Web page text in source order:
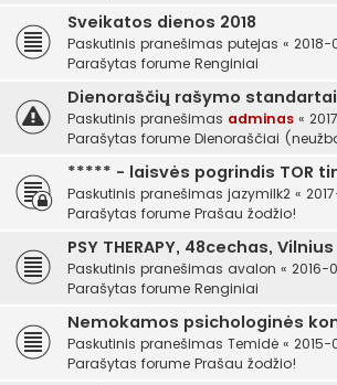
Sveikatos dienos 2018
Paskutinis pranešimas putejas « 2018-
Parašytas forume Renginiai
Dienoraščių rašymo standartai
Paskutinis pranešimas adminas «
Parašytas forume Dienoraščiai
***** - laisvės pogrindis TOR
Paskutinis pranešimas jazymilk2 «
Parašytas forume Prašau žodžio!
PSY THERAPY, 48cechas, Vilnius
Paskutinis pranešimas avalon « 2016-
Parašytas forume Renginiai
Nemokamos psichologinės
Paskutinis pranešimas Temidė « 2015-
Parašytas forume Prašau žodžio!